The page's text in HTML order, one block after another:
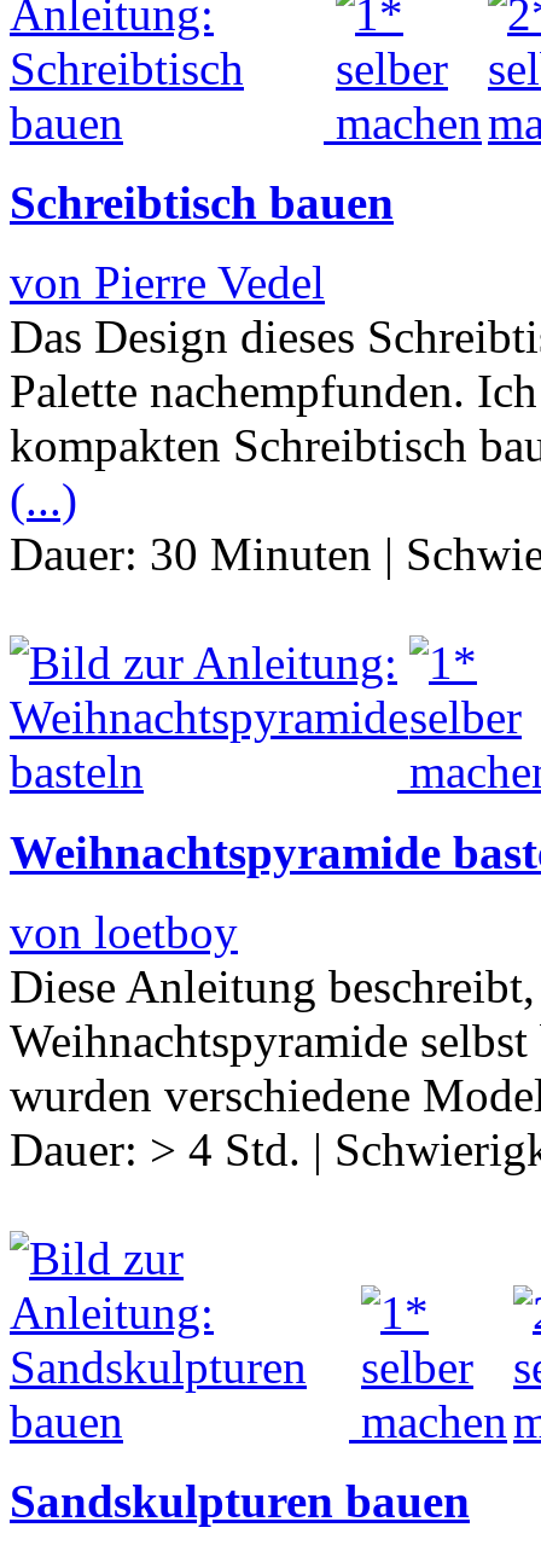
Schreibtisch bauen
von Pierre Vedel
Das Design dieses
Palette nachempfunden.
kompakten Schreibtisch
(...)
Dauer: 30 Minuten |
Weihnachtspyramide
von loetboy
Diese Anleitung
Weihnachtspyramide
wurden verschiedene
Dauer: > 4 Std. |
Sandskulpturen bauen